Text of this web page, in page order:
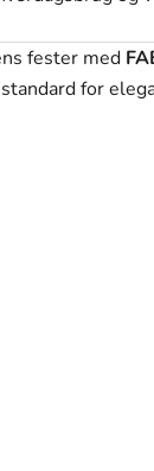
fester med
for